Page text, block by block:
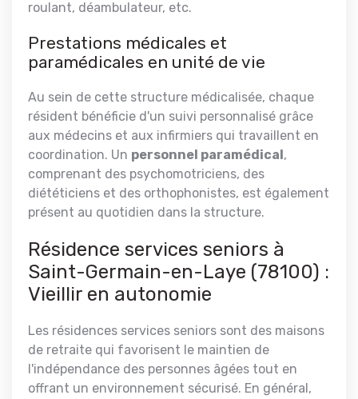
roulant, déambulateur, etc.
Prestations médicales et
paramédicales en unité de vie
Au sein de cette structure médicalisée, chaque
résident bénéficie d'un suivi personnalisé grâce
aux médecins et aux infirmiers qui travaillent en
coordination. Un personnel paramédical,
comprenant des psychomotriciens, des
diététiciens et des orthophonistes, est également
présent au quotidien dans la structure.
Résidence services seniors à
Saint-Germain-en-Laye (78100) :
Vieillir en autonomie
Les résidences services seniors sont des maisons
de retraite qui favorisent le maintien de
l'indépendance des personnes âgées tout en
offrant un environnement sécurisé. En général,